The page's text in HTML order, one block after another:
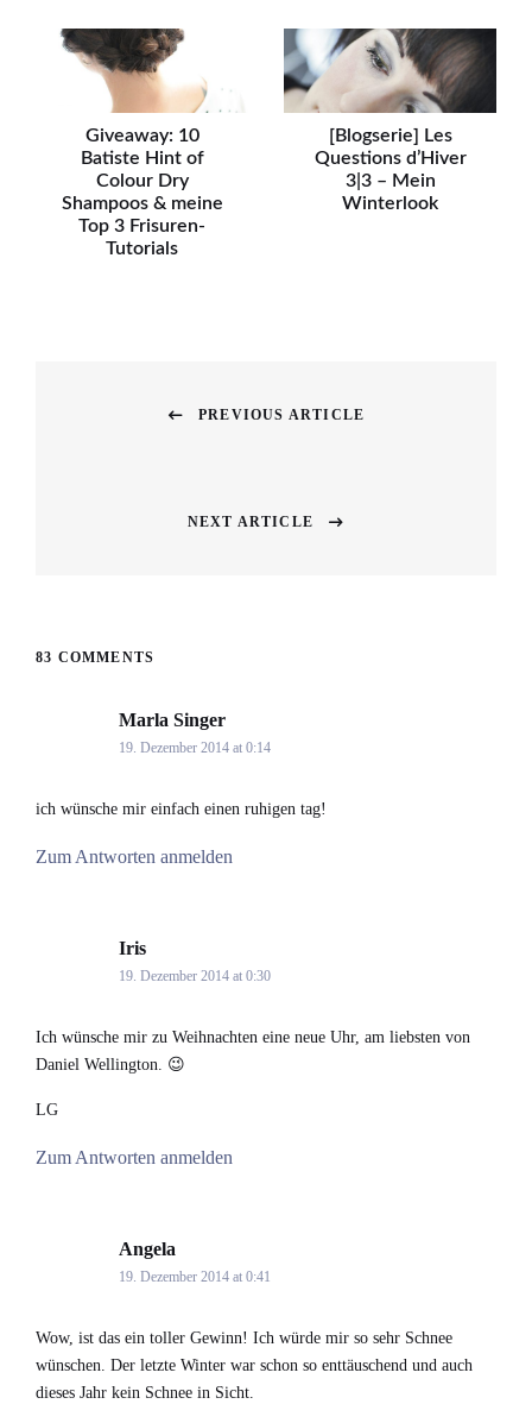
Giveaway: 10
Batiste Hint of
Colour Dry
Shampoos & meine
Top 3 Frisuren-
Tutorials
[Blogserie] Les
Questions d’Hiver
3|3 – Mein
Winterlook
PREVIOUS ARTICLE
NEXT ARTICLE
83 COMMENTS
Marla Singer
19. Dezember 2014 at 0:14
ich wünsche mir einfach einen ruhigen tag!
Zum Antworten anmelden
Iris
19. Dezember 2014 at 0:30
Ich wünsche mir zu Weihnachten eine neue Uhr, am liebsten von
Daniel Wellington. 😉
LG
Zum Antworten anmelden
Angela
19. Dezember 2014 at 0:41
Wow, ist das ein toller Gewinn! Ich würde mir so sehr Schnee
wünschen. Der letzte Winter war schon so enttäuschend und auch
dieses Jahr kein Schnee in Sicht.